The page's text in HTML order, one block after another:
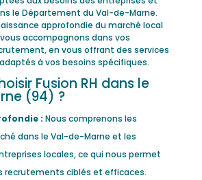
le Département du Val-de-Marne.
approfondie du marché local
accompagnons dans vos
en vous offrant des services
à vos besoins spécifiques.
Fusion RH dans le
(94) ?
: Nous comprenons les
dans le Val-de-Marne et les
locales, ce qui nous permet
recrutements ciblés et efficaces.